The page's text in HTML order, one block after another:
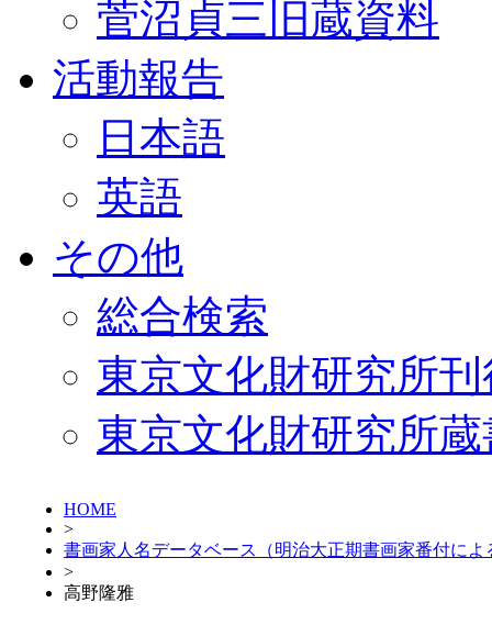
菅沼貞三旧蔵資料
活動報告
日本語
英語
その他
総合検索
東京文化財研究所
東京文化財研究所
HOME
>
書画家人名データベース（明治大正期書画家番付によ
>
高野隆雅